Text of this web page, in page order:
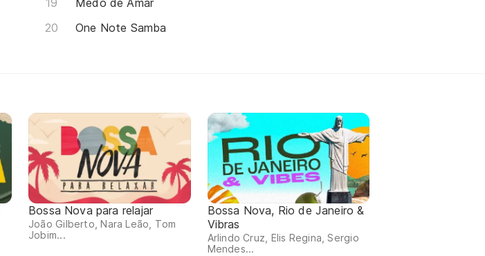
One Note Samba
Bossa Nova para relajar
João Gilberto, Nara Leão, Tom
Jobim...
Bossa Nova, Rio de Janeiro &
Vibras
Arlindo Cruz, Elis Regina, Sergio
Mendes...